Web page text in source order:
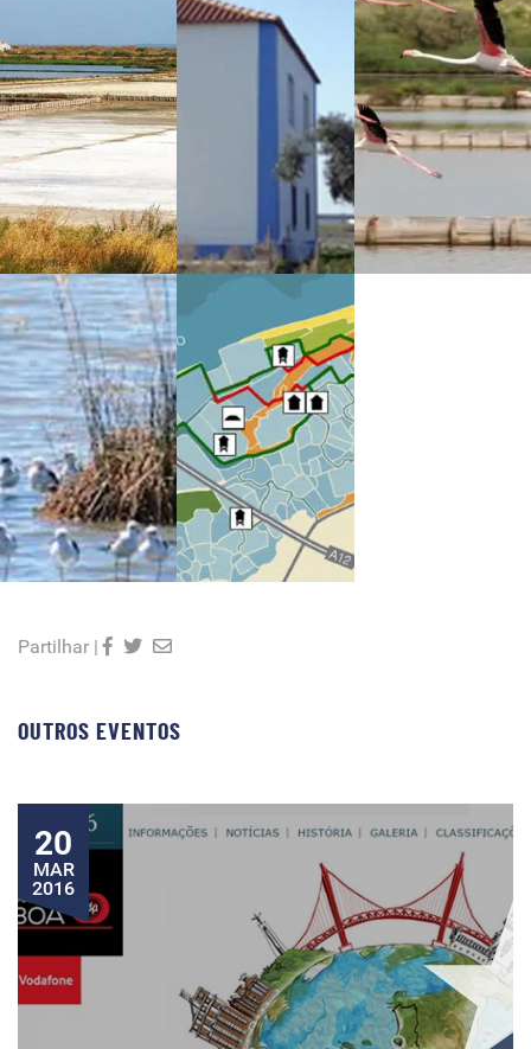
Partilhar |
OUTROS EVENTOS
20
MAR
2016